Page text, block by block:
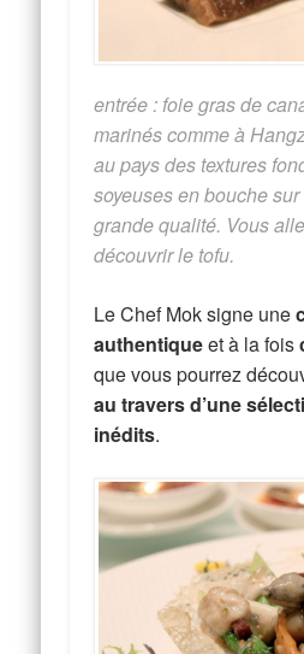
entrée : foie gras de
marinés comme à
au pays des textures
soyeuses en bouche
grande qualité. Vous
découvrir le tofu.
Le Chef Mok signe une
authentiqueet à la fois
que vous pourrez
au travers d’une
inédits.